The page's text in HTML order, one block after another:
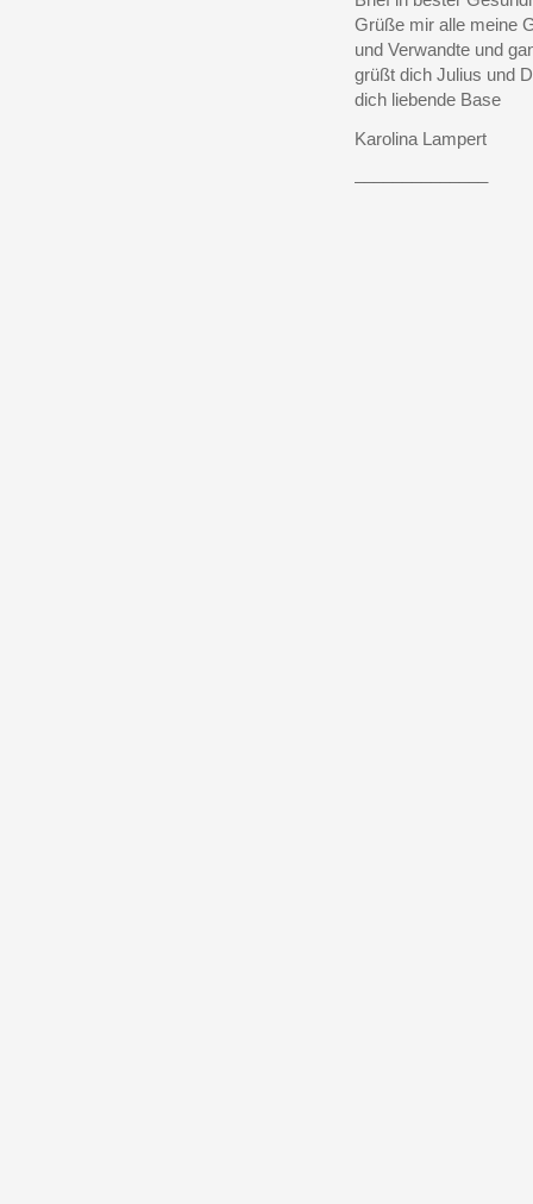
Grüße mir alle meine
und Verwandte und
grüßt dich Julius und
dich liebende Base
Karolina Lampert